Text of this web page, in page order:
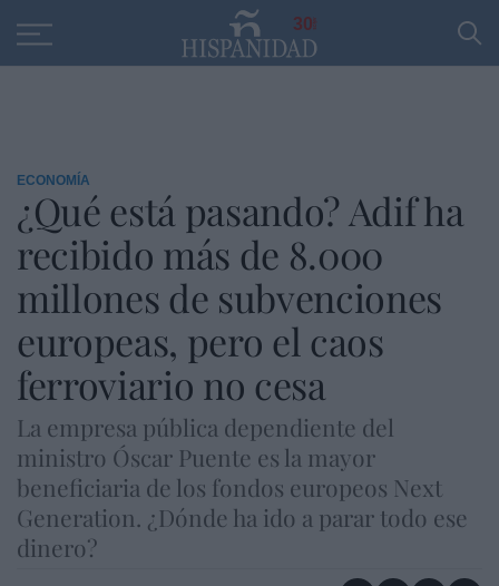
30
ECONOMÍA
¿Qué está pasando? Adif ha
recibido más de 8.000
millones de subvenciones
europeas, pero el caos
ferroviario no cesa
La empresa pública dependiente del
ministro Óscar Puente es la mayor
beneficiaria de los fondos europeos Next
Generation. ¿Dónde ha ido a parar todo ese
dinero?